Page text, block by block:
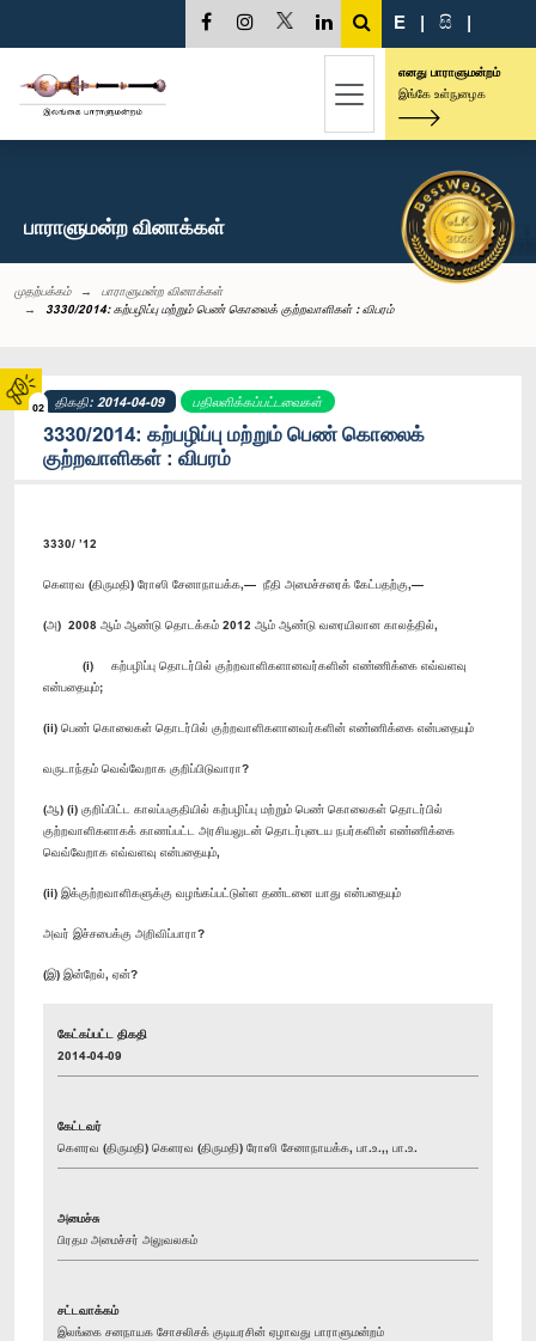
02
E | සි |
எனது பாராளுமன்றம்
இங்கே உள்நுழைக
பாராளுமன்ற வினாக்கள்
முதற்பக்கம்
பாராளுமன்ற வினாக்கள்
3330/2014: கற்பழிப்பு மற்றும் பெண் கொலைக் குற்றவாளிகள் : விபரம்
திகதி: 2014-04-09 பதிலளிக்கப்பட்டவைகள்
3330/2014: கற்பழிப்பு மற்றும் பெண் கொலைக்
குற்றவாளிகள் : விபரம்
3330/ ’12
கெளரவ (திருமதி) ரோஸி சேனாநாயக்க,— நீதி அமைச்சரைக் கேட்பதற்கு,—
(அ) 2008 ஆம் ஆண்டு தொடக்கம் 2012 ஆம் ஆண்டு வரையிலான காலத்தில்,
(i) கற்பழிப்பு தொடர்பில் குற்றவாளிகளானவர்களின் எண்ணிக்கை எவ்வளவு
என்பதையும்;
(ii) பெண் கொலைகள் தொடர்பில் குற்றவாளிகளானவர்களின் எண்ணிக்கை என்பதையும்
வருடாந்தம் வெவ்வேறாக குறிப்பிடுவாரா?
(ஆ) (i) குறிப்பிட்ட காலப்பகுதியில் கற்பழிப்பு மற்றும் பெண் கொலைகள் தொடர்பில்
குற்றவாளிகளாகக் காணப்பட்ட அரசியலுடன் தொடர்புடைய நபர்களின் எண்ணிக்கை
வெவ்வேறாக எவ்வளவு என்பதையும்,
(ii) இக்குற்றவாளிகளுக்கு வழங்கப்பட்டுள்ள தண்டனை யாது என்பதையும்
அவர் இச்சபைக்கு அறிவிப்பாரா?
(இ) இன்றேல், ஏன்?
கேட்கப்பட்ட திகதி
2014-04-09
கேட்டவர்
கௌரவ (திருமதி) கெளரவ (திருமதி) ரோஸி சேனாநாயக்க, பா.உ.,, பா.உ.
அமைச்சு
பிரதம அமைச்சர் அலுவலகம்
சட்டவாக்கம்
இலங்கை சனநாயக சோசலிசக் குடியரசின் ஏழாவது பாராளுமன்றம்